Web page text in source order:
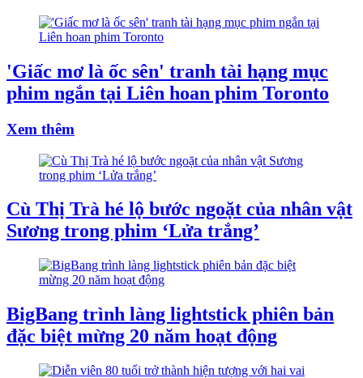
'Giấc mơ là ốc sên' tranh tài hạng mục
phim ngắn tại Liên hoan phim Toronto
Xem thêm
Cù Thị Trà hé lộ bước ngoặt của nhân vật
Sương trong phim ‘Lửa trắng’
BigBang trình làng lightstick phiên bản
đặc biệt mừng 20 năm hoạt động